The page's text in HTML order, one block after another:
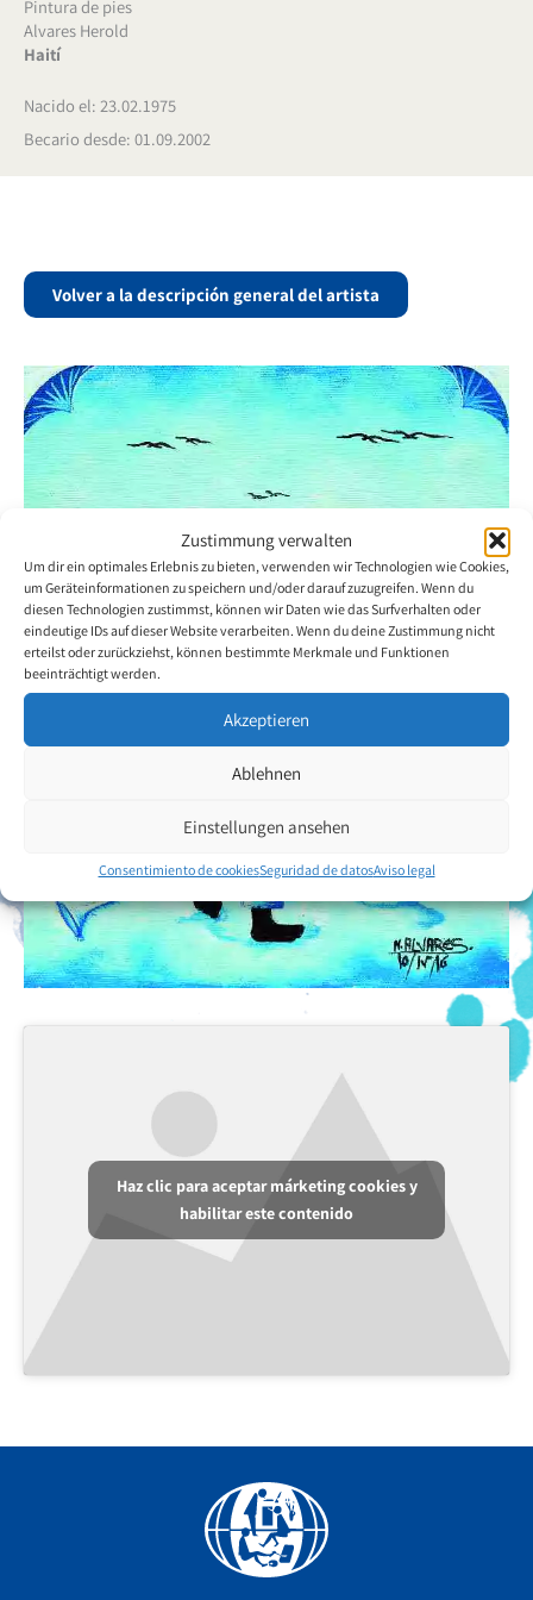
Zustimmung verwalten
Um dir ein optimales Erlebnis zu bieten, verwenden wir Technologien wie Cookies,
um Geräteinformationen zu speichern und/oder darauf zuzugreifen. Wenn du
diesen Technologien zustimmst, können wir Daten wie das Surfverhalten oder
eindeutige IDs auf dieser Website verarbeiten. Wenn du deine Zustimmung nicht
erteilst oder zurückziehst, können bestimmte Merkmale und Funktionen
beeinträchtigt werden.
Akzeptieren
Ablehnen
Einstellungen ansehen
Consentimiento de cookiesSeguridad de datosAviso legal
Pintura de pies
Alvares Herold
Haití
Nacido el: 23.02.1975
Becario desde: 01.09.2002
Volver a la descripción general del artista
Haz clic para aceptar márketing cookies y
habilitar este contenido
Facebook
YouTube
Instagram